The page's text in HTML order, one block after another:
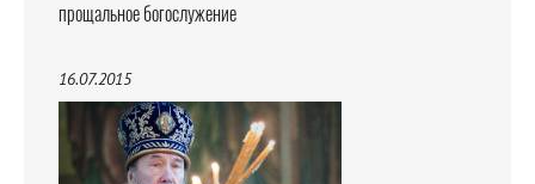
прощальное богослужение
16.07.2015